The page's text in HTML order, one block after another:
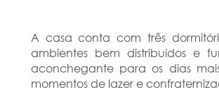
A casa conta com três
ambientes bem distribuídos e
aconchegante para os dias
momentos de lazer e